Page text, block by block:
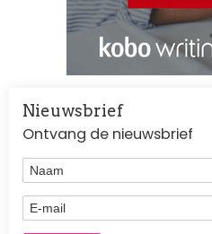
Nieuwsbrief
Ontvang de nieuwsbrief
Naam
E-mail